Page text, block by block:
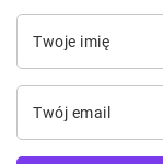
Twoje imię
Twój email